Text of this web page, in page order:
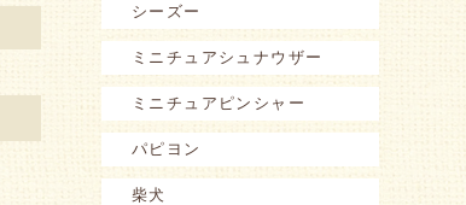
シーズー
ミニチュアシュナウザー
ミニチュアピンシャー
パピヨン
柴犬